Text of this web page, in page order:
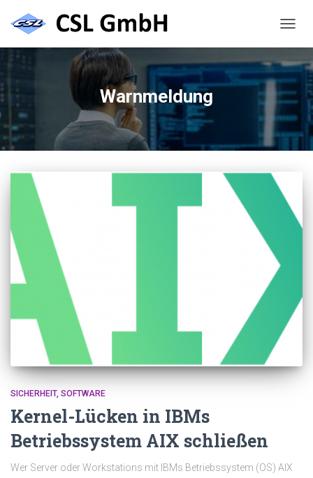
Warnmeldung
SICHERHEIT SOFTWARE
Kernel-Lücken in IBMs
Betriebssystem AIX schließen
Wer Server oder Workstations mit IBMs Betriebssystem (OS) AIX